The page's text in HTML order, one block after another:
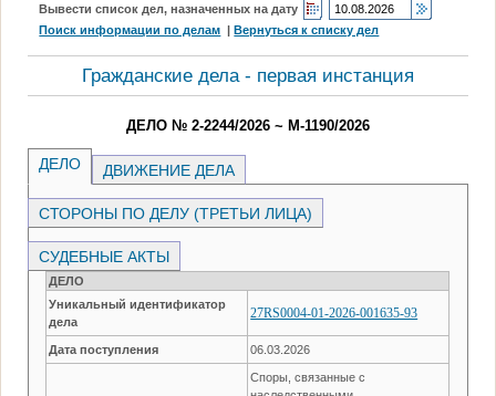
Вывести список дел, назначенных на дату
Поиск информации по делам |Вернуться к списку дел
Гражданские дела - первая инстанция
ДЕЛО № 2-2244/2026 ~ М-1190/2026
ДЕЛО ДВИЖЕНИЕ ДЕЛА
СТОРОНЫ ПО ДЕЛУ (ТРЕТЬИ ЛИЦА)
СУДЕБНЫЕ АКТЫ
ДЕЛО
Уникальный идентификатор
дела
27RS0004-01-2026-001635-93
Дата поступления 06.03.2026
Споры, связанные с